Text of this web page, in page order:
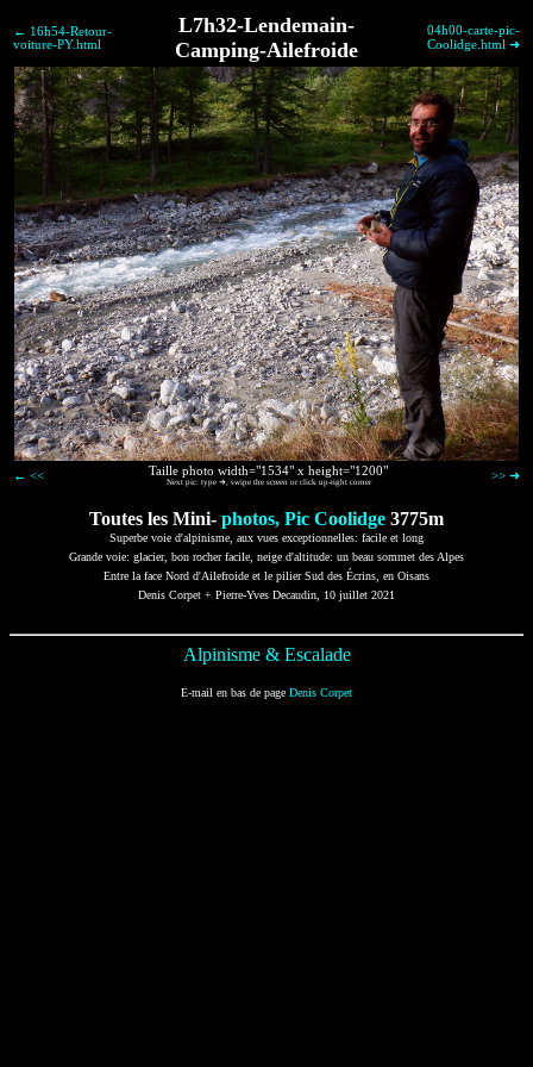
← 16h54-Retour-
voiture-PY.html
L7h32-Lendemain-
Camping-Ailefroide
04h00-carte-pic-
Coolidge.html ➜
← << Taille photo width="1534" x height="1200"
Next pic: type ➜, swipe the screen or click up-right corner >> ➜
Toutes les Mini- photos, Pic Coolidge 3775m
Superbe voie d'alpinisme, aux vues exceptionnelles: facile et long
Grande voie: glacier, bon rocher facile, neige d'altitude: un beau sommet des Alpes
Entre la face Nord d'Ailefroide et le pilier Sud des Écrins, en Oisans
Denis Corpet + Pierre-Yves Decaudin, 10 juillet 2021
Alpinisme & Escalade
E-mail en bas de page Denis Corpet